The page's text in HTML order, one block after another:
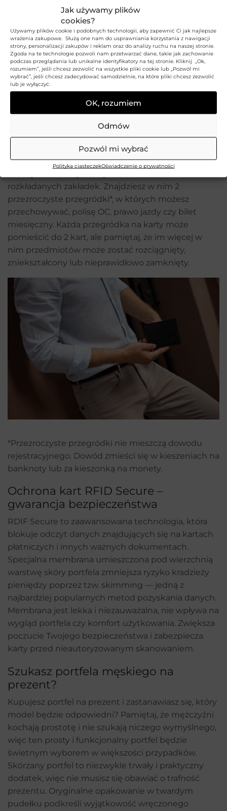
Jak używamy plików
cookies?
Używamy plików cookie i podobnych technologii, aby zapewnić Ci jak najlepsze
wrażenia zakupowe. Służą one nam do usprawniania korzystania z nawigacji
strony, personalizacji zakupów i reklam oraz do analizy ruchu na naszej stronie.
Zgoda na te technologie pozwoli nam przetwarzać dane, takie jak zachowanie
podczas przeglądania lub unikalne identyfikatory na tej stronie. Kliknij „Ok,
rozumiem”, jeśli chcesz zezwolić na wszystkie pliki cookie lub „Pozwól mi
wybrać”, jeśli chcesz zadecydować samodzielnie, na które pliki chcesz zezwolić
lub je wyłączyć.
OK, rozumiem
Odmów
Pozwól mi wybrać
Polityka ciasteczekOświadczenie o prywatności
prawej stronie znajduje się zamykana
kieszonka na monety,
w całości wykonane są ze skóry naturalnej, która
zapewni jej większą elastyczność. Na zgięciu portfela
umieściliśmy schowek – kieszonkę na suwak, w
której przechowasz małe przedmioty, które z
pewnością będą w tym miejscu najbardziej
przegrody na banknoty lub rachunki wyściełane są
sztywną podszewką w ciemnym kolorze, która
pozwoli na ich organizację bez nieestetycznych
zgnieceń czy uszkodzeń. Kolejna sekcja to
zabezpieczone na zatrzaskmiejsce na dokumentyi
rozkładanych zakładek. Znajdziesz w nim 2
przezroczyste przegródki*, w których możesz
przechowywać, polisę OC, prawo jazdy czy bilet
miesięczny. Każda przegródka na karty może
pomieścić do 2 kart, ale pamiętaj, że im więcej w
nim przedmiotów może zostać rozciągnięty,
zniekształcony lub nieprawidłowo zamknięty.
*Przezroczyste przegródki nie mieszczą dowodu
rejestracyjnego. Dowód zmieści się w kieszeniach na
banknoty lub za kieszonką na monety.
Ochrona kart RFID Secure –
gwarancja bezpieczeństwa
RDIF Secure to zaawansowana technologia, która
blokuje odczyt danych znajdujących się na kartach
płatniczych i innych ważnych dokumentach.
Specjalna membrana umieszczona pod wierzchnią
warstwę skóry portfela zmniejsza ryzyko kradzieży
pieniędzy poprzez tzw. skimming — jedną z
najbardziej popularnych metod pozyskania danych.
Membrana jest lekka i niezauważalna, nie wpływa na
wygląd portfela czy komfort użytkowania. Zwiększa
poczucie Twojego bezpieczeństwa i zabezpiecza
karty przed nieautoryzowanym skanowaniem.
Szukasz portfela męskiego na
prezent?
Kupujesz portfel na prezent i zastanawiasz się, który
model będzie odpowiedni? Pamiętaj, że mężczyźni
kochają prostotę i nie szukają niczego wymyślnego,
więc ten prosty i funkcjonalny portfel będzie
świetnym wyborem w większości przypadków.
Skórzany portfel to niezwykle trwały i praktyczny
dodatek, więc nie musisz się obawiać o trafność
prezentu. Oryginalne opakowanie w twardym
pudełku podkreśli wyjątkowość wręczonego